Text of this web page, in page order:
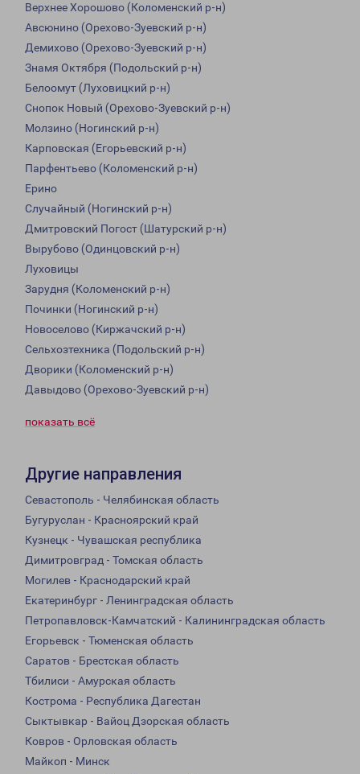
Верхнее Хорошово (Коломенский р-н)
Авсюнино (Орехово-Зуевский р-н)
Демихово (Орехово-Зуевский р-н)
Знамя Октября (Подольский р-н)
Белоомут (Луховицкий р-н)
Снопок Новый (Орехово-Зуевский р-н)
Молзино (Ногинский р-н)
Карповская (Егорьевский р-н)
Парфентьево (Коломенский р-н)
Ерино
Случайный (Ногинский р-н)
Дмитровский Погост (Шатурский р-н)
Вырубово (Одинцовский р-н)
Луховицы
Зарудня (Коломенский р-н)
Починки (Ногинский р-н)
Новоселово (Киржачский р-н)
Сельхозтехника (Подольский р-н)
Дворики (Коломенский р-н)
Давыдово (Орехово-Зуевский р-н)
показать всё
Другие направления
Севастополь - Челябинская область
Бугуруслан - Красноярский край
Кузнецк - Чувашская республика
Димитровград - Томская область
Могилев - Краснодарский край
Екатеринбург - Ленинградская область
Петропавловск-Камчатский - Калининградская область
Егорьевск - Тюменская область
Саратов - Брестская область
Тбилиси - Амурская область
Кострома - Республика Дагестан
Сыктывкар - Вайоц Дзорская область
Ковров - Орловская область
Майкоп - Минск